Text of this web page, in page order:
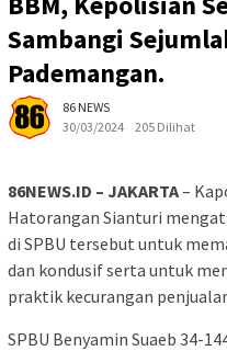
Sambangi
Pademangan.
86 NEWS
30/03/2024
205 Dilihat
86NEWS.ID – JAKARTA–
Hatorangan Sianturi
di SPBU tersebut untuk
dan kondusif serta untuk
praktik kecurangan
SPBU Benyamin Suaeb 34-